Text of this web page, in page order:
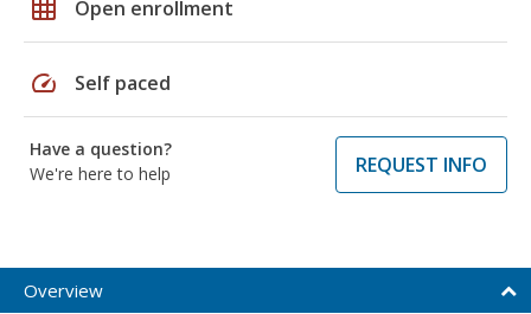
grid_on Open enrollment
speed Self paced
Have a question?
We're here to help
REQUEST INFO
Overview